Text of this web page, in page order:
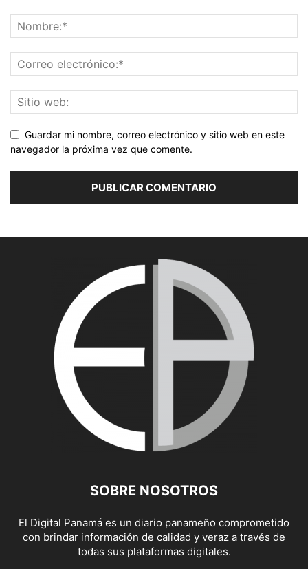
Guardar mi nombre, correo electrónico y sitio web en este
navegador la próxima vez que comente.
SOBRE NOSOTROS
El Digital Panamá es un diario panameño comprometido
con brindar información de calidad y veraz a través de
todas sus plataformas digitales.